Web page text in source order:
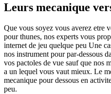
Leurs mecanique
Que vous soyez vous averez etre
pour thunes, nos experts vous
internet de jeu quelque peu Une
nos instrument pour par-dessous
vos pactoles de vue sauf que nos
a un lequel vous vaut mieux. Le
mecanique pour dessous en
peu.